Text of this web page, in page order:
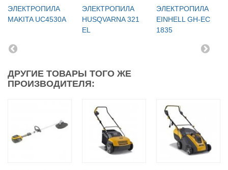
ЭЛЕКТРОПИЛА
MAKITA UC4530A
ЭЛЕКТРОПИЛА
HUSQVARNA 321
EL
ЭЛЕКТРОПИЛА
EINHELL GH-EC
1835
ДРУГИЕ ТОВАРЫ ТОГО ЖЕ
ПРОИЗВОДИТЕЛЯ: